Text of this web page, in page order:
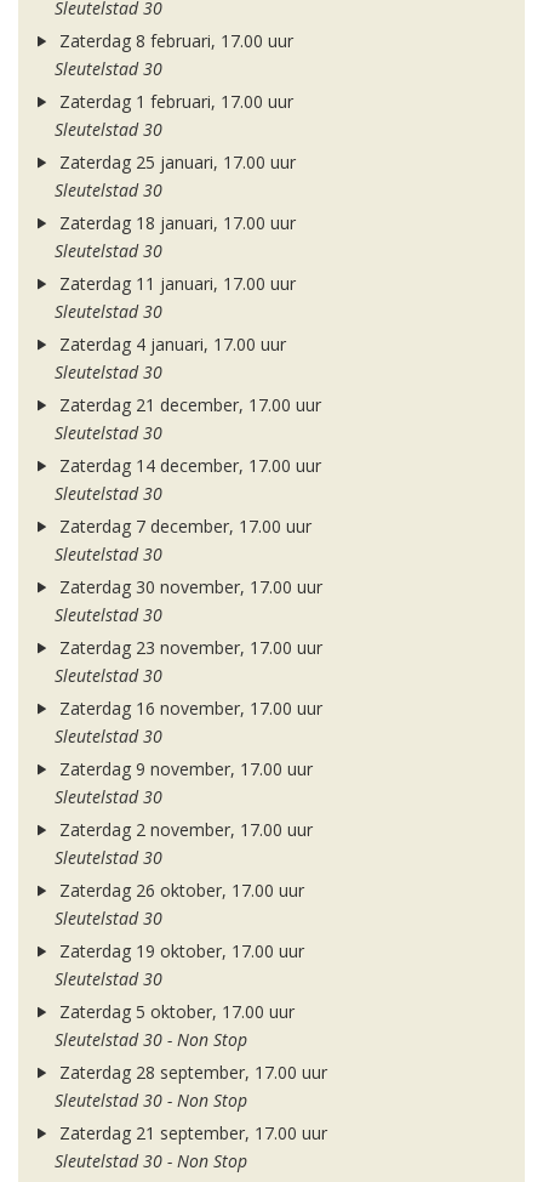
Sleutelstad 30
Zaterdag 8 februari, 17.00 uur
Sleutelstad 30
Zaterdag 1 februari, 17.00 uur
Sleutelstad 30
Zaterdag 25 januari, 17.00 uur
Sleutelstad 30
Zaterdag 18 januari, 17.00 uur
Sleutelstad 30
Zaterdag 11 januari, 17.00 uur
Sleutelstad 30
Zaterdag 4 januari, 17.00 uur
Sleutelstad 30
Zaterdag 21 december, 17.00 uur
Sleutelstad 30
Zaterdag 14 december, 17.00 uur
Sleutelstad 30
Zaterdag 7 december, 17.00 uur
Sleutelstad 30
Zaterdag 30 november, 17.00 uur
Sleutelstad 30
Zaterdag 23 november, 17.00 uur
Sleutelstad 30
Zaterdag 16 november, 17.00 uur
Sleutelstad 30
Zaterdag 9 november, 17.00 uur
Sleutelstad 30
Zaterdag 2 november, 17.00 uur
Sleutelstad 30
Zaterdag 26 oktober, 17.00 uur
Sleutelstad 30
Zaterdag 19 oktober, 17.00 uur
Sleutelstad 30
Zaterdag 5 oktober, 17.00 uur
Sleutelstad 30 - Non Stop
Zaterdag 28 september, 17.00 uur
Sleutelstad 30 - Non Stop
Zaterdag 21 september, 17.00 uur
Sleutelstad 30 - Non Stop